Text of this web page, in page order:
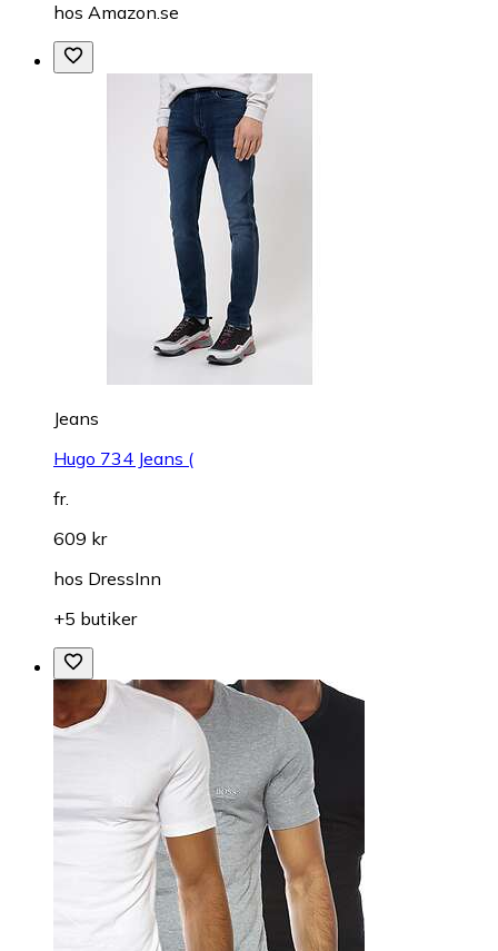
hos Amazon.se
Jeans
Hugo 734 Jeans (
fr.
609 kr
hos DressInn
+5 butiker